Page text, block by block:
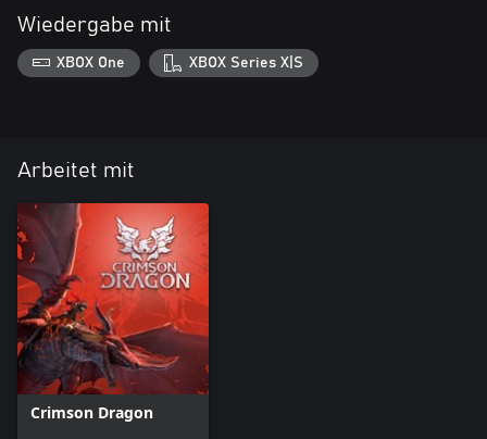
Wiedergabe mit
XBOX One XBOX Series X|S
Arbeitet mit
Crimson Dragon